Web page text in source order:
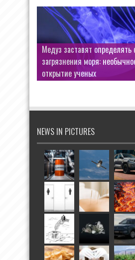
Медуз заставят определять
загрязнения моря:
открытие ученых
NEWS IN PICTURES